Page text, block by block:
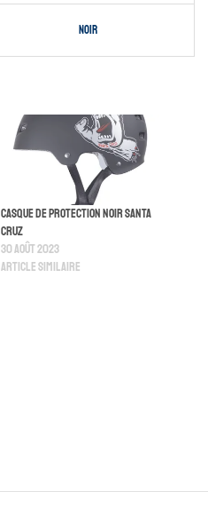
Noir
Casque De Protection Noir Santa
Cruz
30 août 2023
Article similaire